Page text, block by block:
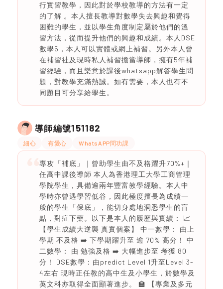
行實習教學，因此對於學校教導的方法有一定
的了解 。本人擅長教導對數學失去興趣和覺得
困難的學生，並以學生角度制定屬於他們的溫
習方法，從而提升他們的興趣和成績。本人DSE
數學5，本人可以實體或網上補習。另外本人曾
在補習社及現時私人補習擔當導師，擁有5年補
習經驗，而且樂意於課後whatsapp解答學生問
題，對教學充滿熱誠。如有需要，本人也有不
同題目可分享給學生。
導師編號151182
細心 有愛心 WhatsAPP問功課
專攻「補底」｜曾助學生由不及格躍升70%+｜
任高中課後導師 本人為香港理工大學工商管理
學院學生，具備逾兩年豐富教學經驗。本人中
學時亦曾遇學習低谷，因此極度擅長為成績一
般的學生「保底」，能切身處地洞悉學生的盲
點，對症下藥。以下是本人的履歷與實績： 📈
【學生成績大逆襲 真實個案】 中一數學： 由上
學期 不及格 ➡️ 下學期躍升至 逾 70% 高分！ 中
二數學： 由 勉強及格 ➡️ 大幅進步至 考獲 80
分！ DSE數學：由predict Level 1升至Level 3-
4左右 現時正任教的高中生及小學生，於數學及
英文科亦取得全面顯著進步。 🏫 【專業及多元